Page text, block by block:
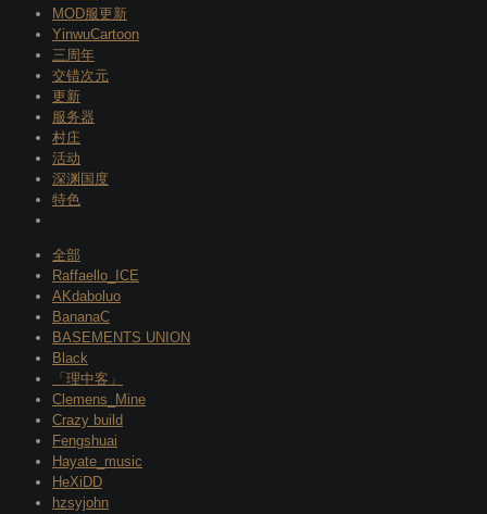
MOD服更新
YinwuCartoon
三周年
交错次元
更新
服务器
村庄
活动
深渊国度
特色
全部
Raffaello_ICE
AKdaboluo
BananaC
BASEMENTS UNION
Black
「理中客」
Clemens_Mine
Crazy build
Fengshuai
Hayate_music
HeXiDD
hzsyjohn